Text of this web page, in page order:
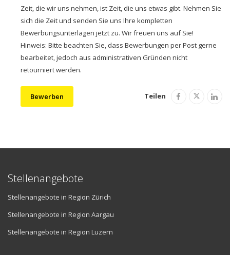
Zeit, die wir uns nehmen, ist Zeit, die uns etwas gibt. Nehmen Sie
sich die Zeit und senden Sie uns Ihre kompletten
Bewerbungsunterlagen jetzt zu. Wir freuen uns auf Sie!
Hinweis: Bitte beachten Sie, dass Bewerbungen per Post gerne
bearbeitet, jedoch aus administrativen Gründen nicht
retourniert werden.
Bewerben Teilen
Stellenangebote
Stellenangebote in Region Zürich
Stellenangebote in Region Aargau
Stellenangebote in Region Luzern